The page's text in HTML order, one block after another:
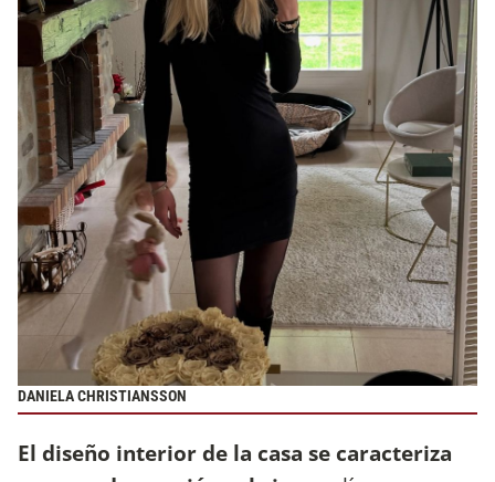
DANIELA CHRISTIANSSON
El diseño interior de la casa se caracteriza